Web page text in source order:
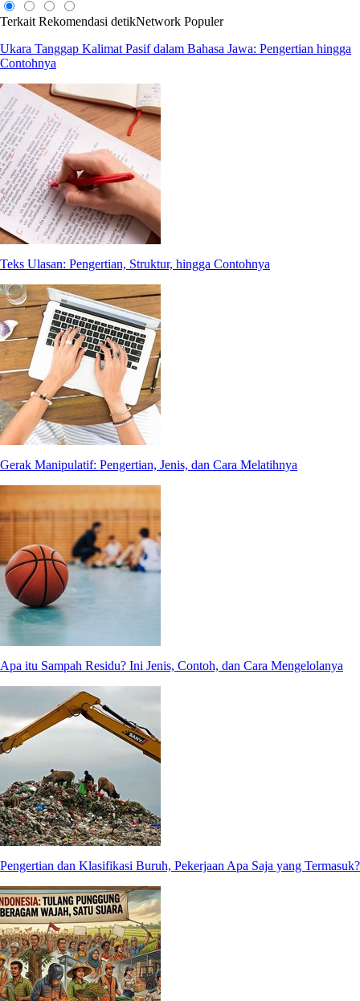
Terkait Rekomendasi detikNetwork Populer
Ukara Tanggap Kalimat Pasif dalam Bahasa Jawa: Pengertian hingga
Contohnya
Teks Ulasan: Pengertian, Struktur, hingga Contohnya
Gerak Manipulatif: Pengertian, Jenis, dan Cara Melatihnya
Apa itu Sampah Residu? Ini Jenis, Contoh, dan Cara Mengelolanya
Pengertian dan Klasifikasi Buruh, Pekerjaan Apa Saja yang Termasuk?